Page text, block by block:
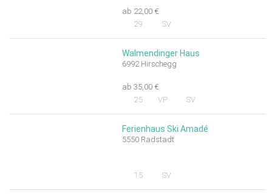
ab 22,00 €
29
SV
Walmendinger Haus
6992 Hirschegg
ab 35,00 €
25
VP SV
Ferienhaus Ski Amadé
5550 Radstadt
15 SV